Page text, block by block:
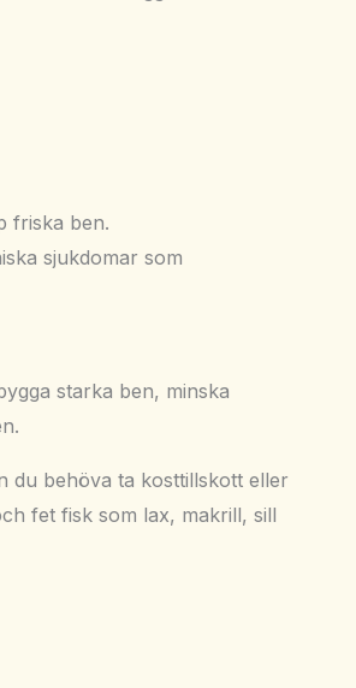
friska ben.
sjukdomar som
starka ben, minska
du behöva ta kosttillskott eller
fet fisk som lax, makrill, sill